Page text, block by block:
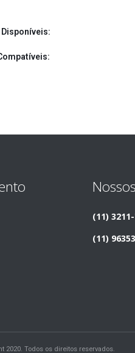
(11)
(11)
2020. Todos os direitos reservados.